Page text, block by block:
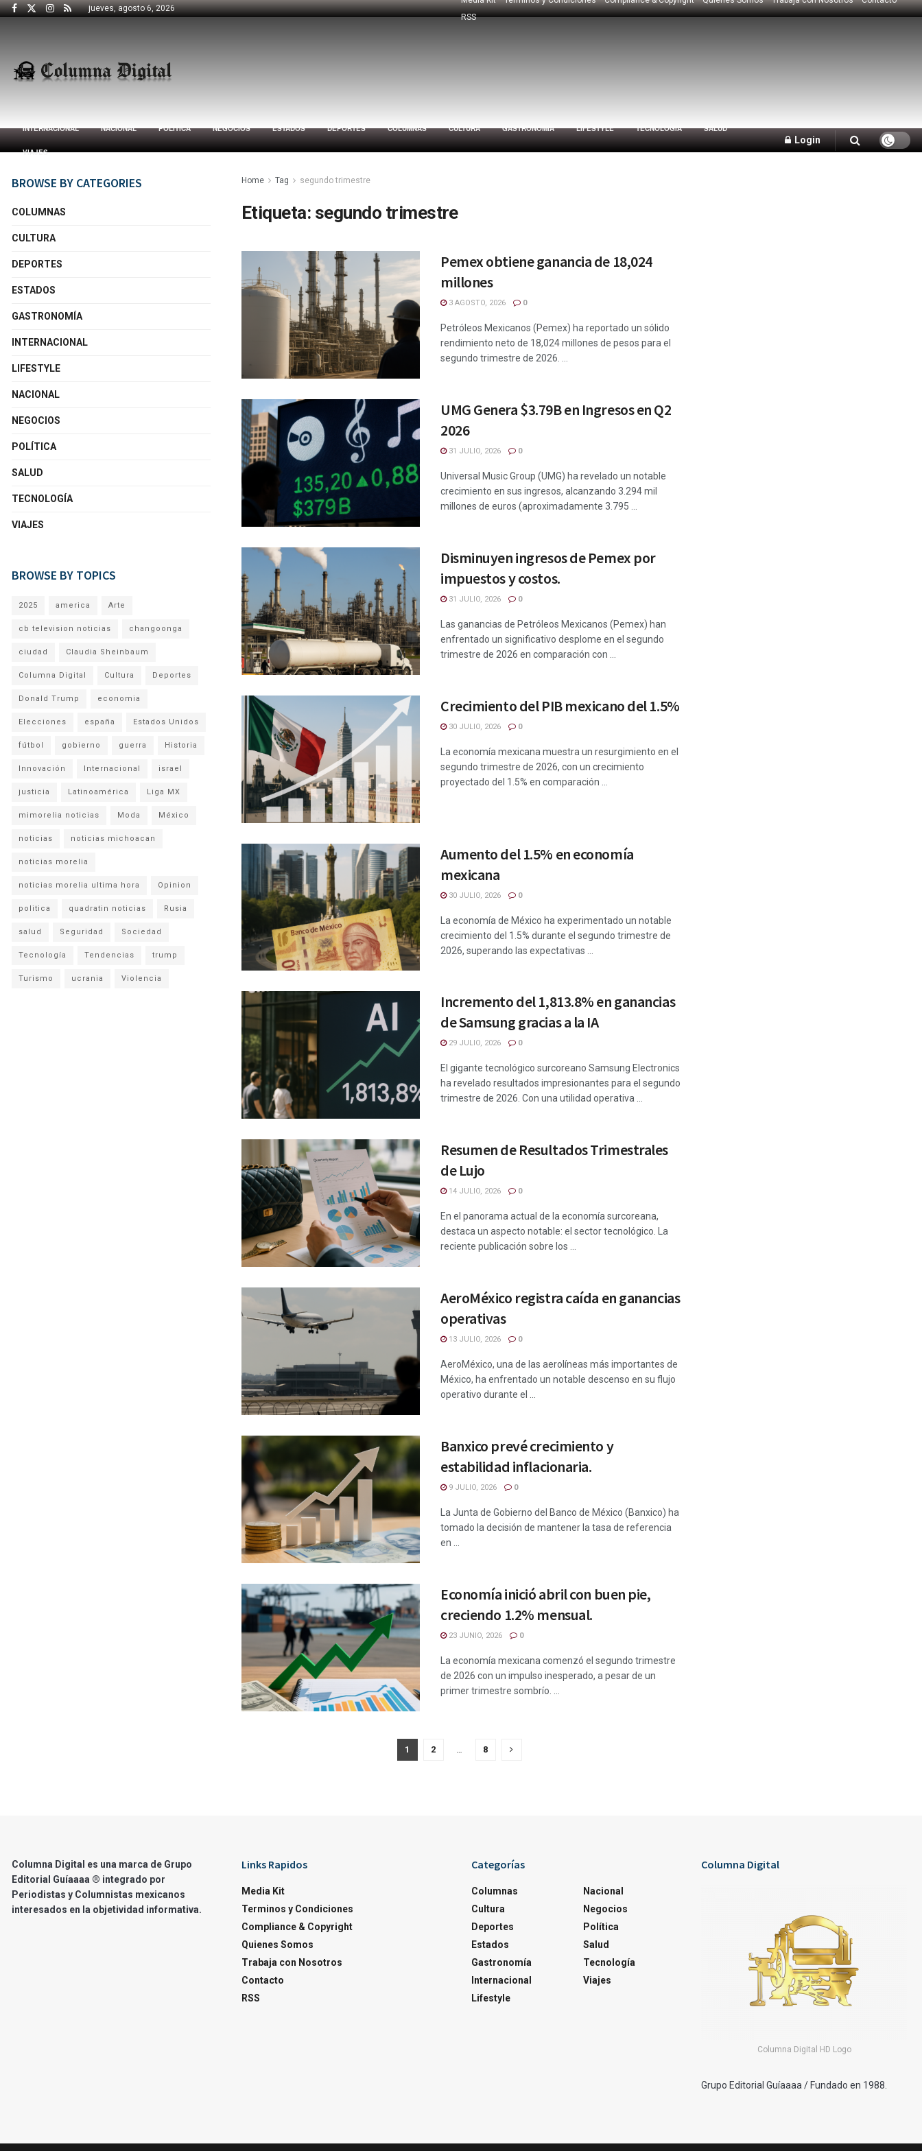
jueves, agosto 6, 2026
RSS
INTERNACIONAL NACIONAL POLÍTICA NEGOCIOS ESTADOS DEPORTES COLUMNAS CULTURA GASTRONOMÍA LIFESTYLE TECNOLOGÍA SALUD
VIAJES
Login
Home Tag segundo trimestre
Etiqueta: segundo trimestre
Pemex obtiene ganancia de 18,024
millones
3 AGOSTO, 2026 0
Petróleos Mexicanos (Pemex) ha reportado un sólido
rendimiento neto de 18,024 millones de pesos para el
segundo trimestre de 2026. ...
UMG Genera $3.79B en Ingresos en Q2
2026
31 JULIO, 2026 0
Universal Music Group (UMG) ha revelado un notable
crecimiento en sus ingresos, alcanzando 3.294 mil
millones de euros (aproximadamente 3.795 ...
Disminuyen ingresos de Pemex por
impuestos y costos.
31 JULIO, 2026 0
Las ganancias de Petróleos Mexicanos (Pemex) han
enfrentado un significativo desplome en el segundo
trimestre de 2026 en comparación con ...
Crecimiento del PIB mexicano del 1.5%
30 JULIO, 2026 0
La economía mexicana muestra un resurgimiento en el
segundo trimestre de 2026, con un crecimiento
proyectado del 1.5% en comparación ...
Aumento del 1.5% en economía
mexicana
30 JULIO, 2026 0
La economía de México ha experimentado un notable
crecimiento del 1.5% durante el segundo trimestre de
2026, superando las expectativas ...
Incremento del 1,813.8% en ganancias
de Samsung gracias a la IA
29 JULIO, 2026 0
El gigante tecnológico surcoreano Samsung Electronics
ha revelado resultados impresionantes para el segundo
trimestre de 2026. Con una utilidad operativa ...
Resumen de Resultados Trimestrales
de Lujo
14 JULIO, 2026 0
En el panorama actual de la economía surcoreana,
destaca un aspecto notable: el sector tecnológico. La
reciente publicación sobre los ...
AeroMéxico registra caída en ganancias
operativas
13 JULIO, 2026 0
AeroMéxico, una de las aerolíneas más importantes de
México, ha enfrentado un notable descenso en su flujo
operativo durante el ...
Banxico prevé crecimiento y
estabilidad inflacionaria.
9 JULIO, 2026 0
La Junta de Gobierno del Banco de México (Banxico) ha
tomado la decisión de mantener la tasa de referencia
en ...
Economía inició abril con buen pie,
creciendo 1.2% mensual.
23 JUNIO, 2026 0
La economía mexicana comenzó el segundo trimestre
de 2026 con un impulso inesperado, a pesar de un
primer trimestre sombrío. ...
1 2 8
BROWSE BY CATEGORIES
COLUMNAS
CULTURA
DEPORTES
ESTADOS
GASTRONOMÍA
INTERNACIONAL
LIFESTYLE
NACIONAL
NEGOCIOS
POLÍTICA
SALUD
TECNOLOGÍA
VIAJES
BROWSE BY TOPICS
2025 america Arte
cb television noticias changoonga
ciudad Claudia Sheinbaum
Columna Digital Cultura Deportes
Donald Trump economia
Elecciones españa Estados Unidos
fútbol gobierno guerra Historia
Innovación Internacional israel
justicia Latinoamérica Liga MX
mimorelia noticias Moda México
noticias noticias michoacan
noticias morelia
noticias morelia ultima hora Opinion
politica quadratin noticias Rusia
salud Seguridad Sociedad
Tecnología Tendencias trump
Turismo ucrania Violencia
Columna Digital es una marca de Grupo
Editorial Guíaaaa ® integrado por
Periodistas y Columnistas mexicanos
interesados en la objetividad informativa.
Links Rapidos
Media Kit
Terminos y Condiciones
Compliance & Copyright
Quienes Somos
Trabaja con Nosotros
Contacto
RSS
Categorías
Columnas
Cultura
Deportes
Estados
Gastronomía
Internacional
Lifestyle
Nacional
Negocios
Política
Salud
Tecnología
Viajes
Columna Digital
Columna Digital HD Logo
Grupo Editorial Guíaaaa / Fundado en 1988.